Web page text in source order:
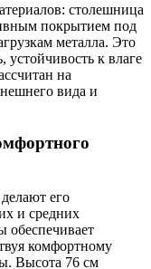
столешница
покрытием под
металла. Это
устойчивость к влаге
на
вида и
его
и средних
комфортному
Высота 76 см